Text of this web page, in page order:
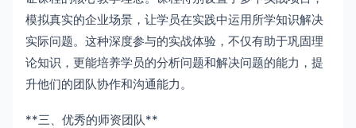
模拟真实的企业场景，让学员在实践中运用所学知识解决
实际问题。这种深度参与的实战体验，不仅有助于巩固理
论知识，更能培养学员的分析问题和解决问题的能力，提
升他们的团队协作和沟通能力。
**三、优秀的师资团队**